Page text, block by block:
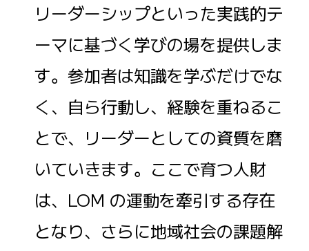
リーダーシップといった実践的テ
ーマに基づく学びの場を提供しま
す。参加者は知識を学ぶだけでな
く、自ら行動し、経験を重ねるこ
とで、リーダーとしての資質を磨
いていきます。ここで育つ人財
は、LOM の運動を牽引する存在
となり、さらに地域社会の課題解